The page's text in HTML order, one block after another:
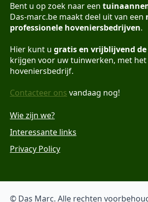
Bent u op zoek naar een
Das-marc.be maakt deel uit van een
professionele hoveniersbedrijven.
Hier kunt u gratis en vrijblijvend
krijgen voor uw tuinwerken, met
hoveniersbedrijf.
Contacteer ons vandaag nog!
Wie zijn we?
Interessante links
Privacy Policy
© Das Marc. Alle rechten